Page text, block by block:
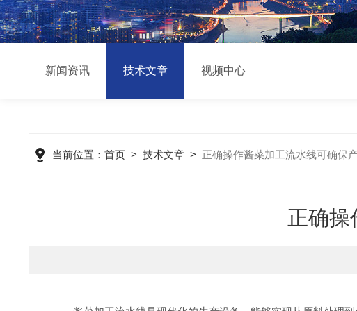
新闻资讯 技术文章 视频中心
当前位置： 首页> 技术文章> 正确操作酱菜加工流水线可确保
正确操